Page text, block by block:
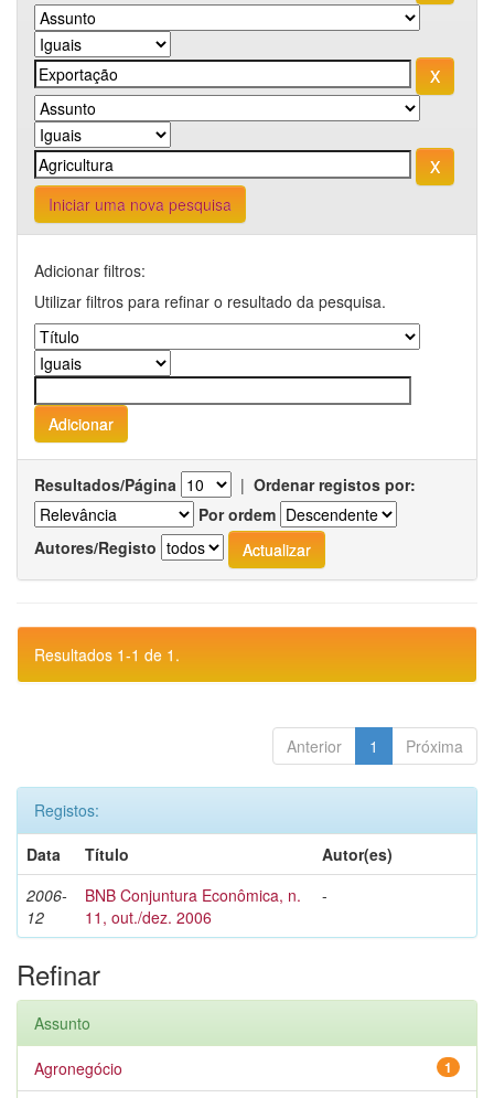
Iniciar uma nova pesquisa
Adicionar filtros:
Utilizar filtros para refinar o resultado da pesquisa.
Resultados/Página | Ordenar registos por:
Por ordem
Autores/Registo
Resultados 1-1 de 1.
Anterior 1 Próxima
Registos:
Data
Título
Autor(es)
2006-
12
BNB Conjuntura Econômica, n.
11, out./dez. 2006
-
Refinar
Assunto
1
Agronegócio